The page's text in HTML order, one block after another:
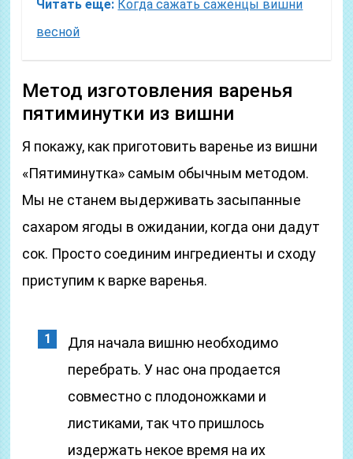
Читать еще: Когда сажать саженцы вишни
весной
Метод изготовления варенья
пятиминутки из вишни
Я покажу, как приготовить варенье из вишни
«Пятиминутка» самым обычным методом.
Мы не станем выдерживать засыпанные
сахаром ягоды в ожидании, когда они дадут
сок. Просто соединим ингредиенты и сходу
приступим к варке варенья.
Для начала вишню необходимо
перебрать. У нас она продается
совместно с плодоножками и
листиками, так что пришлось
издержать некое время на их